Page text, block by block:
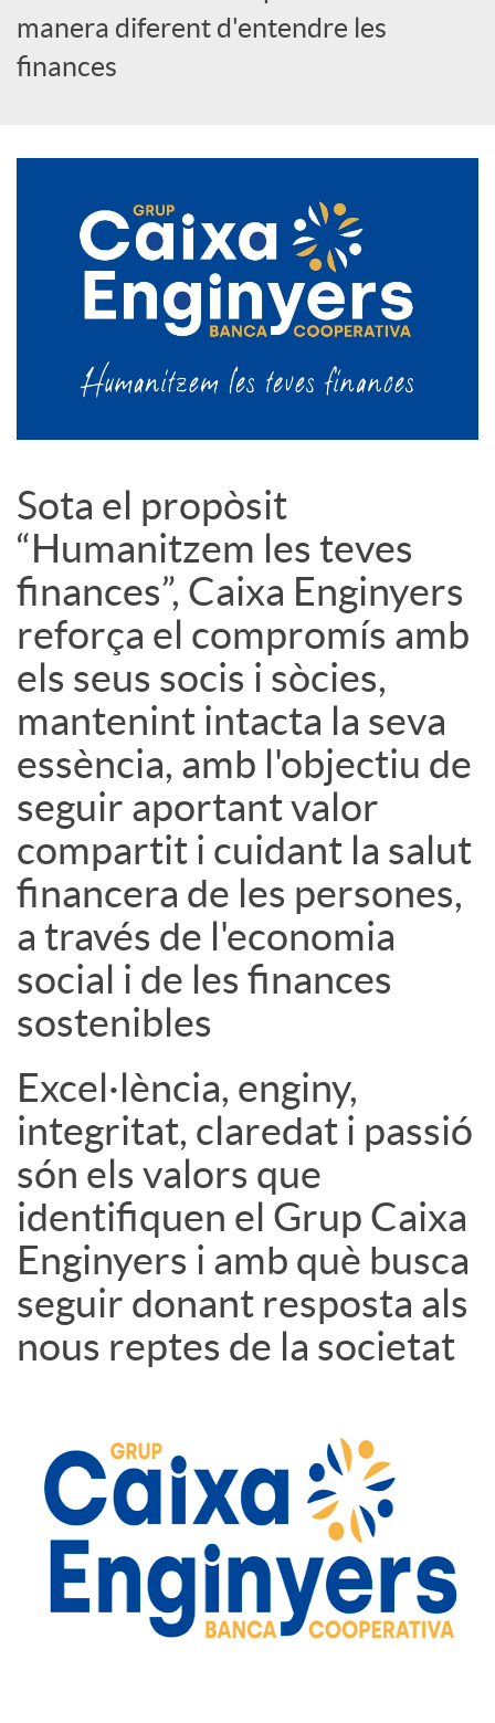
o
r
d
n
t
i
n
g
u
t
s
manera diferent d'entendre les
finances
Sota el propòsit
“Humanitzem les teves
finances”, Caixa Enginyers
reforça el compromís amb
els seus socis i sòcies,
mantenint intacta la seva
essència, amb l'objectiu de
seguir aportant valor
compartit i cuidant la salut
financera de les persones,
a través de l'economia
social i de les finances
sostenibles
Excel·lència, enginy,
integritat, claredat i passió
són els valors que
identifiquen el Grup Caixa
Enginyers i amb què busca
seguir donant resposta als
nous reptes de la societat